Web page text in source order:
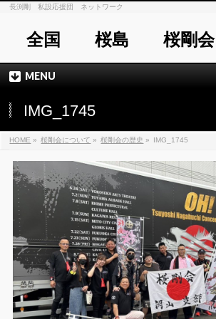
長渕剛 私設応援団 ネットワーク
全国 桜島 桜剛会
MENU
IMG_1745
HOME » 桜剛会について » 桜剛会の歴史 » IMG_1745